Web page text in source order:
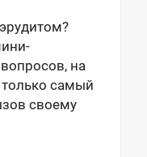
на
самый
своему